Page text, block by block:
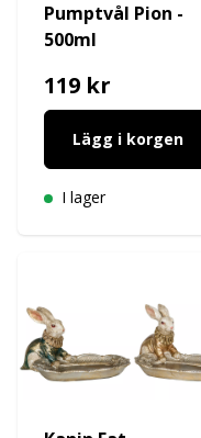
Pumptvål Pion -
500ml
119 kr
Lägg i korgen
I lager